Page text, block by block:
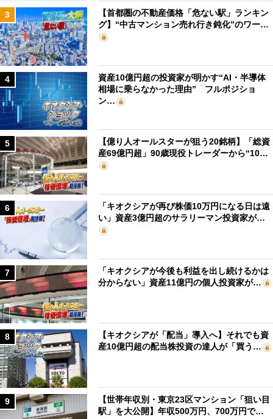
3
【首都圏の不動産価格「危ない駅」ランキン
グ】“中古マンション売れ行き鈍化”のワー…
4
資産10億円超の投資家が明かす“AI・半導体
相場に乗らなかった理由” フルポジショ
ン…
5
【億り人オールスターが狙う20銘柄】「総資
産69億円超」90歳現役トレーダーから“10…
6
「キオクシアが再び株価10万円になる日は遠
い」資産3億円超のサラリーマン投資家が…
7
「キオクシアが今後も利益を出し続けるかは
分からない」資産11億円の個人投資家が…
8
【キオクシアが「配当」導入へ】それでも資
産10億円超の配当株投資の達人が「買う…
9
【世帯年収別・東京23区マンション「狙い目
駅」を大公開】年収500万円、700万円で…